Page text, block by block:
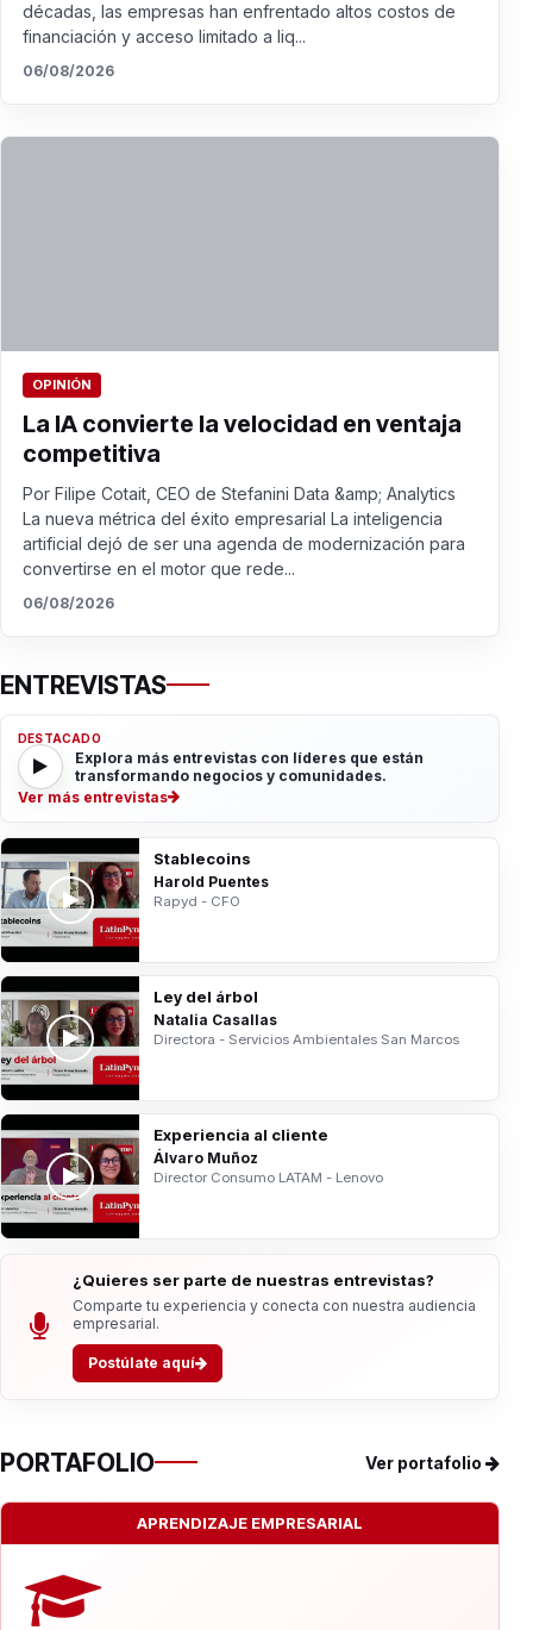
décadas, las empresas han enfrentado altos costos de
financiación y acceso limitado a liq...
06/08/2026
OPINIÓN
La IA convierte la velocidad en ventaja
competitiva
Por Filipe Cotait, CEO de Stefanini Data &amp; Analytics
La nueva métrica del éxito empresarial La inteligencia
artificial dejó de ser una agenda de modernización para
convertirse en el motor que rede...
06/08/2026
ENTREVISTAS
DESTACADO
Explora más entrevistas con líderes que están
transformando negocios y comunidades.
Ver más entrevistas
Stablecoins
Harold Puentes
Rapyd - CFO
Ley del árbol
Natalia Casallas
Directora - Servicios Ambientales San Marcos
Experiencia al cliente
Álvaro Muñoz
Director Consumo LATAM - Lenovo
¿Quieres ser parte de nuestras entrevistas?
Comparte tu experiencia y conecta con nuestra audiencia
empresarial.
Postúlate aquí
PORTAFOLIO Ver portafolio
APRENDIZAJE EMPRESARIAL